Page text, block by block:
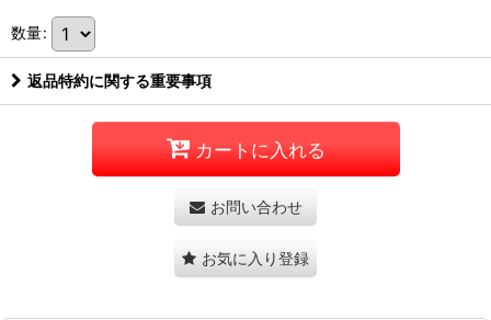
数量:
返品特約に関する重要事項
カートに入れる
お問い合わせ
お気に入り登録